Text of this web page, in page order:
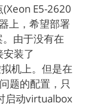
E5-2620
上，希望部署
由于没有在
装了
机上。但是在
题的配置，只
启动virtualbox